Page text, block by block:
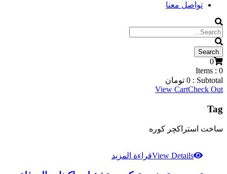
تواصل معنا
0
Items : 0
Subtotal :
0 تومان
View CartCheck Out
Tag
ساخت استراکچر کوره
View Detailsقراءة المزيد